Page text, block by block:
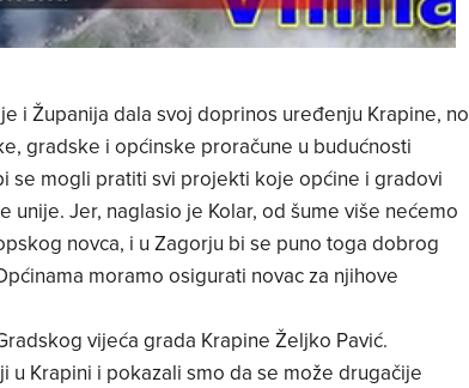
i Županija dala svoj doprinos uređenju Krapine, no
gradske i općinske proračune u budućnosti
se mogli pratiti svi projekti koje općine i gradovi
Jer, naglasio je Kolar, od šume više nećemo
novca, i u Zagorju bi se puno toga dobrog
moramo osigurati novac za njihove
vijeća grada Krapine Željko Pavić.
Krapini i pokazali smo da se može drugačije